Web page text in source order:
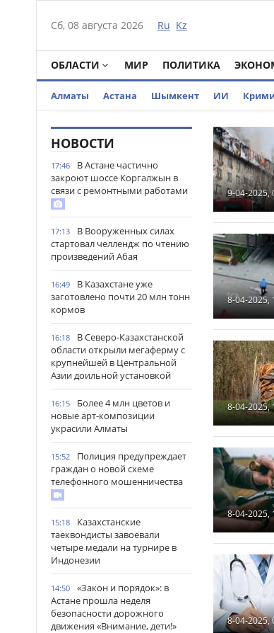
Сб, 08 августа 2026 Ru Kz
ОБЛАСТИ МИР ПОЛИТИКА
Алматы Астана Шымкент ИИ
НОВОСТИ
17:46
В Астане частично
закроют шоссе Коргалжын в
связи с ремонтными работами
17:13
В Вооруженных силах
стартовал челлендж по чтению
произведений Абая
16:49
В Казахстане уже
заготовлено почти 20 млн тонн
кормов
16:18
В Северо-Казахстанской
области открыли мегаферму с
крупнейшей в Центральной
Азии доильной установкой
16:15
Более 4 млн цветов и
новые арт-композиции
украсили Алматы
15:52
Полиция предупреждает
граждан о новой схеме
телефонного мошенничества
15:18
Казахстанские
таеквондисты завоевали
четыре медали на турнире в
Индонезии
14:50
«Закон и порядок»: в
Астане прошла неделя
безопасности дорожного
движения «Внимание, дети!»
9-04-2025,
8-04-2025,
8-04-2025,
8-04-2025,
8-04-2025,